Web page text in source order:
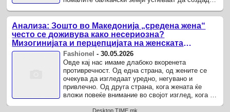
Анализа: Зошто во Македонија „средена жена“
често се доживува како несериозна?
Мизогинијата и перцепцијата на женската
естетика
Fashionel -30.05.2026
Овде кај нас имаме длабоко вкоренета
противречност. Од една страна, од жените се
очекува да изгледаат уредно, негувано и
привлечно. Од друга страна, кога жената ќе
вложи повеќе внимание во својот изглед, кога ќе
Desktop TIME.mk